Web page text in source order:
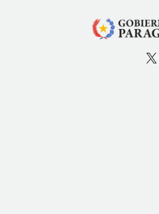
X